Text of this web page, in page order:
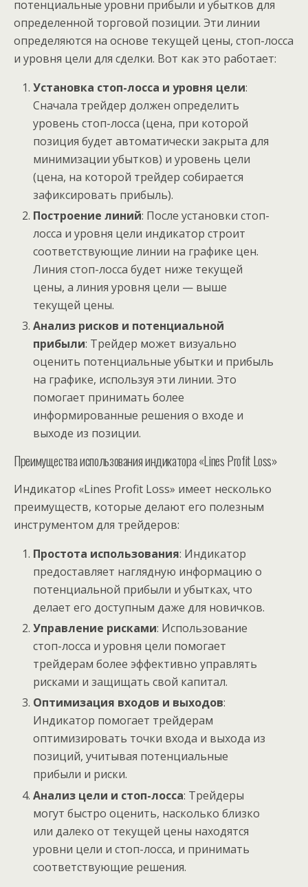
потенциальные уровни прибыли и убытков для
определенной торговой позиции. Эти линии
определяются на основе текущей цены, стоп-лосса
и уровня цели для сделки. Вот как это работает:
Установка стоп-лосса и уровня цели:
Сначала трейдер должен определить
уровень стоп-лосса (цена, при которой
позиция будет автоматически закрыта для
минимизации убытков) и уровень цели
(цена, на которой трейдер собирается
зафиксировать прибыль).
Построение линий: После установки стоп-
лосса и уровня цели индикатор строит
соответствующие линии на графике цен.
Линия стоп-лосса будет ниже текущей
цены, а линия уровня цели — выше
текущей цены.
Анализ рисков и потенциальной
прибыли: Трейдер может визуально
оценить потенциальные убытки и прибыль
на графике, используя эти линии. Это
помогает принимать более
информированные решения о входе и
выходе из позиции.
Преимущества использования индикатора «Lines Profit Loss»
Индикатор «Lines Profit Loss» имеет несколько
преимуществ, которые делают его полезным
инструментом для трейдеров:
Простота использования: Индикатор
предоставляет наглядную информацию о
потенциальной прибыли и убытках, что
делает его доступным даже для новичков.
Управление рисками: Использование
стоп-лосса и уровня цели помогает
трейдерам более эффективно управлять
рисками и защищать свой капитал.
Оптимизация входов и выходов:
Индикатор помогает трейдерам
оптимизировать точки входа и выхода из
позиций, учитывая потенциальные
прибыли и риски.
Анализ цели и стоп-лосса: Трейдеры
могут быстро оценить, насколько близко
или далеко от текущей цены находятся
уровни цели и стоп-лосса, и принимать
соответствующие решения.